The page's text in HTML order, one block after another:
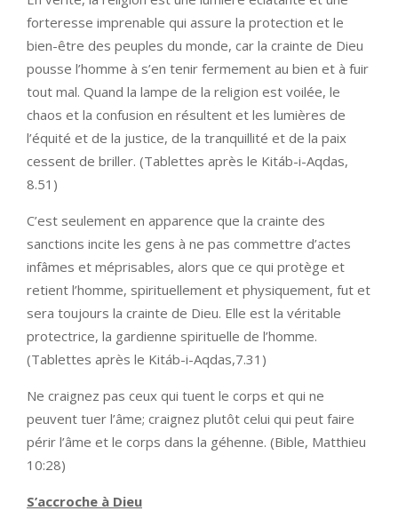
forteresse imprenable qui assure la protection et le
bien-être des peuples du monde, car la crainte de Dieu
pousse l’homme à s’en tenir fermement au bien et à fuir
tout mal. Quand la lampe de la religion est voilée, le
chaos et la confusion en résultent et les lumières de
l’équité et de la justice, de la tranquillité et de la paix
cessent de briller. (Tablettes après le Kitáb-i-Aqdas,
8.51)
C’est seulement en apparence que la crainte des
sanctions incite les gens à ne pas commettre d’actes
infâmes et méprisables, alors que ce qui protège et
retient l’homme, spirituellement et physiquement, fut et
sera toujours la crainte de Dieu. Elle est la véritable
protectrice, la gardienne spirituelle de l’homme.
(Tablettes après le Kitáb-i-Aqdas,7.31)
Ne craignez pas ceux qui tuent le corps et qui ne
peuvent tuer l’âme; craignez plutôt celui qui peut faire
périr l’âme et le corps dans la géhenne. (Bible, Matthieu
10:28)
S’accroche à Dieu